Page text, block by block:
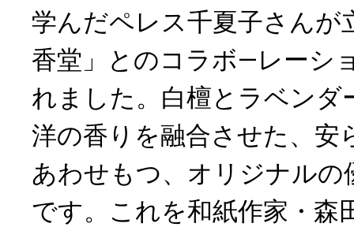
学んだペレス千夏子さんが
香堂」とのコラボ―レーシ
れました。白檀とラベンダ
洋の香りを融合させた、安
あわせもつ、オリジナルの
です。これを和紙作家・森